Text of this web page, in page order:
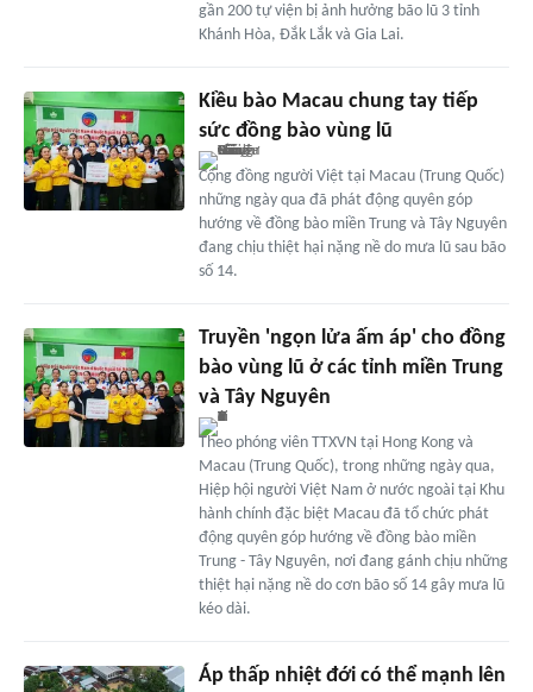
gần 200 tự viện bị ảnh hưởng bão lũ 3 tỉnh
Khánh Hòa, Đắk Lắk và Gia Lai.
Kiều bào Macau chung tay tiếp
sức đồng bào vùng lũ
Cộng đồng người Việt tại Macau (Trung Quốc)
những ngày qua đã phát động quyên góp
hướng về đồng bào miền Trung và Tây Nguyên
đang chịu thiệt hại nặng nề do mưa lũ sau bão
số 14.
Truyền 'ngọn lửa ấm áp' cho đồng
bào vùng lũ ở các tỉnh miền Trung
và Tây Nguyên
Theo phóng viên TTXVN tại Hong Kong và
Macau (Trung Quốc), trong những ngày qua,
Hiệp hội người Việt Nam ở nước ngoài tại Khu
hành chính đặc biệt Macau đã tổ chức phát
động quyên góp hướng về đồng bào miền
Trung - Tây Nguyên, nơi đang gánh chịu những
thiệt hại nặng nề do cơn bão số 14 gây mưa lũ
kéo dài.
Áp thấp nhiệt đới có thể mạnh lên